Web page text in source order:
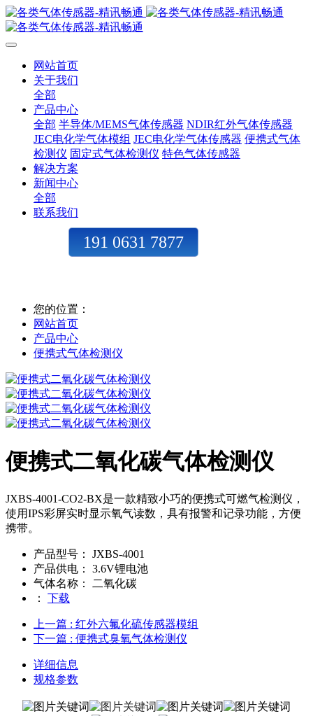
网站首页
关于我们
全部
产品中心
全部 半导体/MEMS气体传感器 NDIR红外气体传感器
JEC电化学气体模组 JEC电化学气体传感器 便携式气体
检测仪 固定式气体检测仪 特色气体传感器
解决方案
新闻中心
全部
联系我们
191 0631 7877
您的位置：
网站首页
产品中心
便携式气体检测仪
便携式二氧化碳气体检测仪
JXBS-4001-CO2-BX是一款精致小巧的便携式可燃气检测仪，
使用IPS彩屏实时显示氧气读数，具有报警和记录功能，方便
携带。
产品型号：
JXBS-4001
产品供电：
3.6V锂电池
气体名称：
二氧化碳
：
下载
上一篇 : 红外六氟化硫传感器模组
下一篇 : 便携式臭氧气体检测仪
详细信息
规格参数